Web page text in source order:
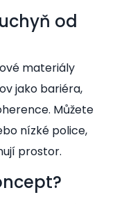
od
materiály
jako bariéra,
Můžete
nízké police,
prostor.